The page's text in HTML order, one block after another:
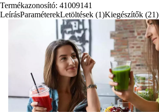
Termékazonosító: 41009141
LeírásParaméterekLetöltések (1)Kiegészítők (21)